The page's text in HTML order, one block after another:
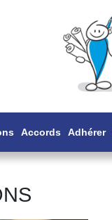
Accords Adhérer